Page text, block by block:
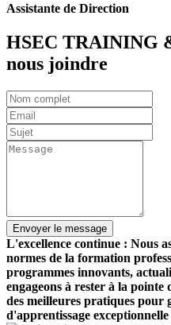
Assistante de Direction
HSEC TRAINING
nous joindre
L'excellence continue : Nous
normes de la formation
programmes innovants,
engageons à rester à la pointe
des meilleures pratiques pour
d'apprentissage